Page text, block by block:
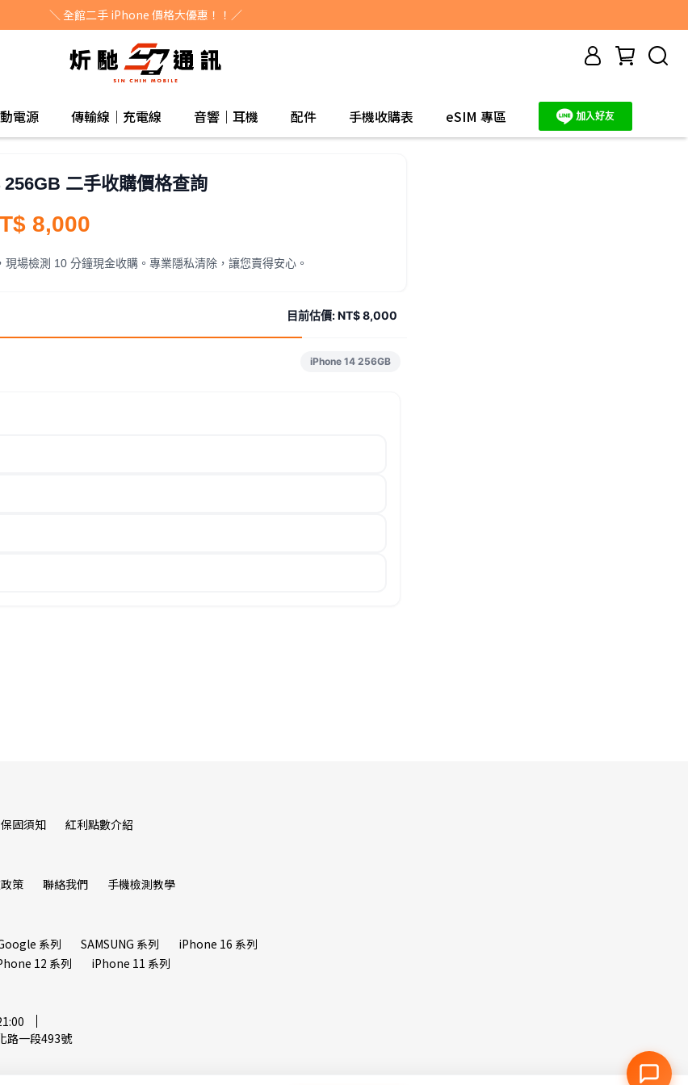
＼ 全館二手 iPhone 價格大優惠！！／
電源 傳輸線｜充電線 音響｜耳機 配件 手機收購表 eSIM 專區
二手收購價格查詢
8,000
現場檢測 10 分鐘現金收購。專業隱私清除，讓您賣得安心。
目前估價:NT$ 8,000
iPhone 14 256GB
固須知 紅利點數介紹
策 聯絡我們 手機檢測教學
系列 SAMSUNG 系列
iPhone 16 系列
12 系列 iPhone 11 系列
路一段493號